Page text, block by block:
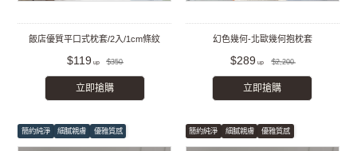
飯店優質平口式枕套/2入/1cm條紋
$119 $350
立即搶購
幻色幾何-北歐幾何抱枕套
$289 $2,200
立即搶購
簡約純淨 細膩親膚 優雅質感 簡約純淨 細膩親膚 優雅質感